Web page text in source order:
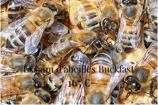
Essaim d'abeilles Buckfast
165 €